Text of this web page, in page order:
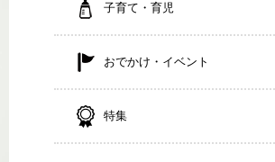
子育て・育児
おでかけ・イベント
特集